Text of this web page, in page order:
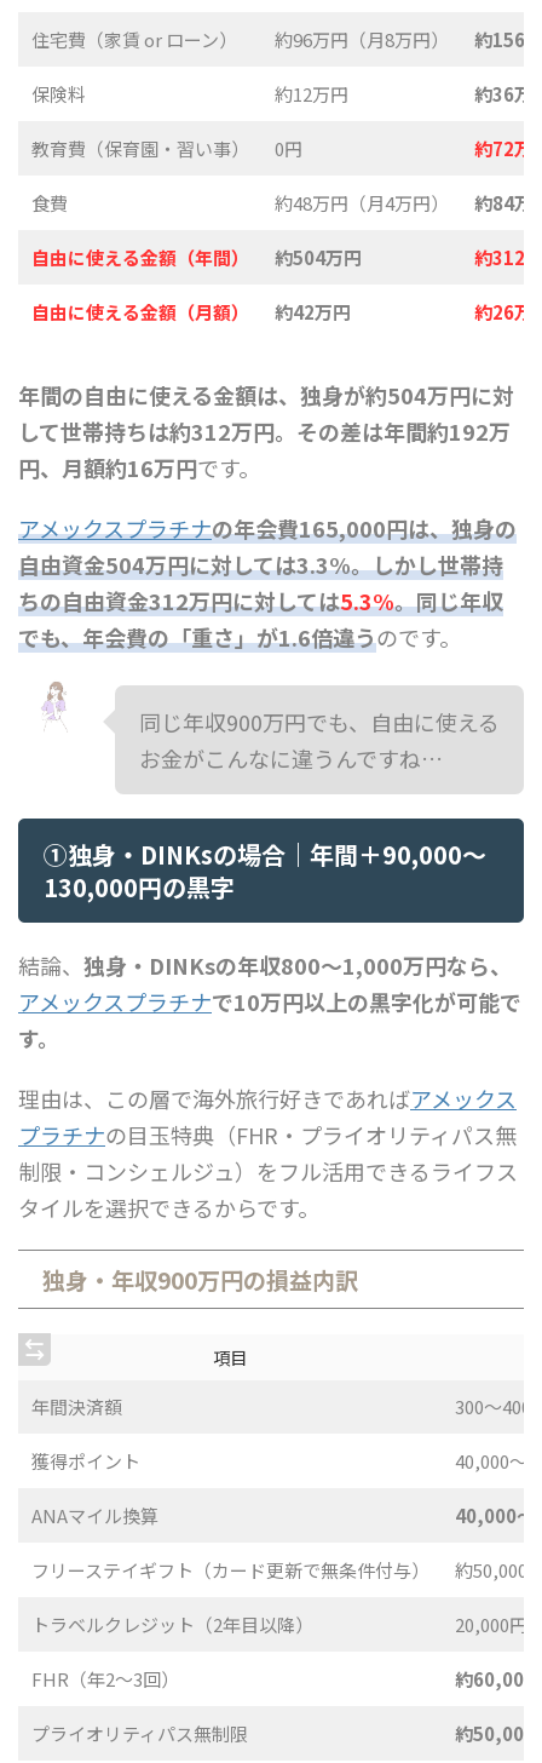
住宅費（家賃 or ローン） 約96万円（月8万円） 約156
保険料 約12万円 約36万
教育費（保育園・習い事） 0円 約72万
食費 約48万円（月4万円） 約84万
自由に使える金額（年間） 約504万円 約312
自由に使える金額（月額） 約42万円 約26万
年間の自由に使える金額は、独身が約504万円に対
して世帯持ちは約312万円。その差は年間約192万
円、月額約16万円です。
アメックスプラチナの年会費165,000円は、独身の
自由資金504万円に対しては3.3%。しかし世帯持
ちの自由資金312万円に対しては5.3%。同じ年収
でも、年会費の「重さ」が1.6倍違うのです。
同じ年収900万円でも、自由に使える
お金がこんなに違うんですね…
①独身・DINKsの場合｜年間＋90,000〜
130,000円の黒字
結論、 独身・DINKsの年収800〜1,000万円なら、
アメックスプラチナで10万円以上の黒字化が可能で
す。
理由は、この層で海外旅行好きであればアメックス
プラチナの目玉特典（FHR・プライオリティパス無
制限・コンシェルジュ）をフル活用できるライフス
タイルを選択できるからです。
独身・年収900万円の損益内訳
項目
年間決済額
300〜400
獲得ポイント 40,000〜
ANAマイル換算 40,000〜
フリーステイギフト（カード更新で無条件付与） 約50,000
トラベルクレジット（2年目以降） 20,000円
FHR（年2〜3回） 約60,000
プライオリティパス無制限 約50,000